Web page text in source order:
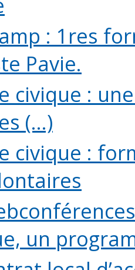
: 1res
Pavie.
civique :
(...)
civique :
un